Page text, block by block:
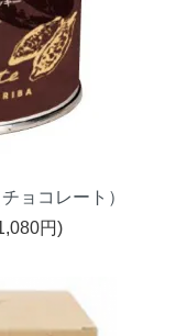
ョコレート）
円)